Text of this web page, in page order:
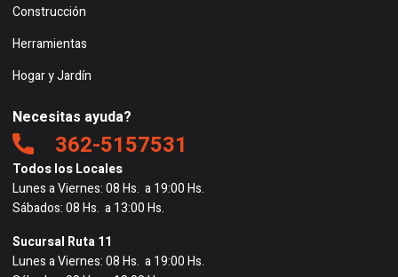
Construcción
Herramientas
Hogar y Jardín
Necesitas ayuda?
362-5157531
Todos los Locales
Lunes a Viernes: 08 Hs. a 19:00 Hs.
Sábados: 08 Hs. a 13:00 Hs.
Sucursal Ruta 11
Lunes a Viernes: 08 Hs. a 19:00 Hs.